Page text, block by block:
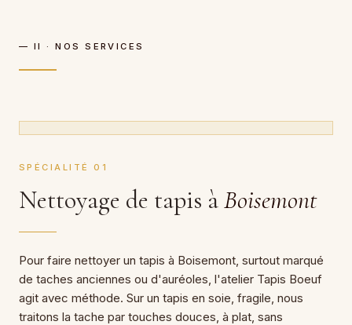
— II · NOS SERVICES
SPÉCIALITÉ 01
Nettoyage de tapis àBoisemont
Pour faire nettoyer un tapis à Boisemont, surtout marqué
de taches anciennes ou d'auréoles, l'atelier Tapis Boeuf
agit avec méthode. Sur un tapis en soie, fragile, nous
traitons la tache par touches douces, à plat, sans